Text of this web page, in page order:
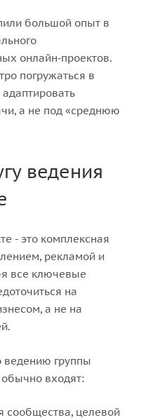
большой опыт в
онлайн‑проектов.
погружаться в
а не под «среднюю
ведения
- это комплексная
рекламой и
все ключевые
на
а не на
ведению группы
входят:
сообщества, целевой